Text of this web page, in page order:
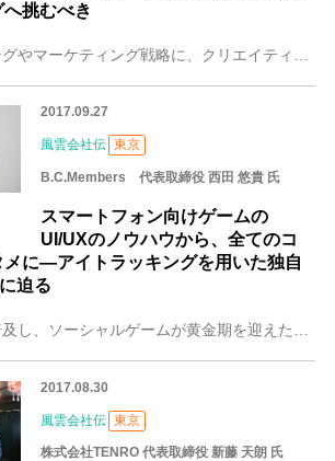
挑むべき
2017.09.27
風雲会社伝 東京
B.C.Members 代表取締役 西田 悠貴 氏
スマートフォン向けゲームの
UI/UXのノウハウから、全てのコ
メに―アイトラッキングを用いた独自
迫る
2017.08.30
風雲会社伝 東京
株式会社TENRO 代表取締役 新藤 天朗 氏